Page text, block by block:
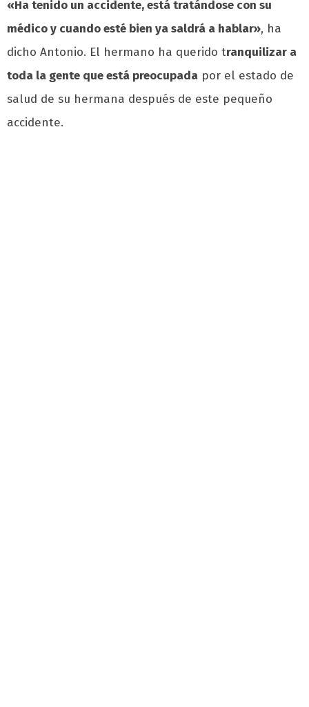
«Ha tenido un accidente, está tratándose con su
médico y cuando esté bien ya saldrá a hablar», ha
dicho Antonio. El hermano ha querido tranquilizar a
toda la gente que está preocupada por el estado de
salud de su hermana después de este pequeño
accidente.